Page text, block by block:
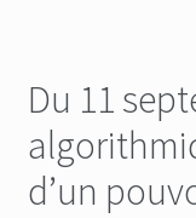
Du 11
d’un